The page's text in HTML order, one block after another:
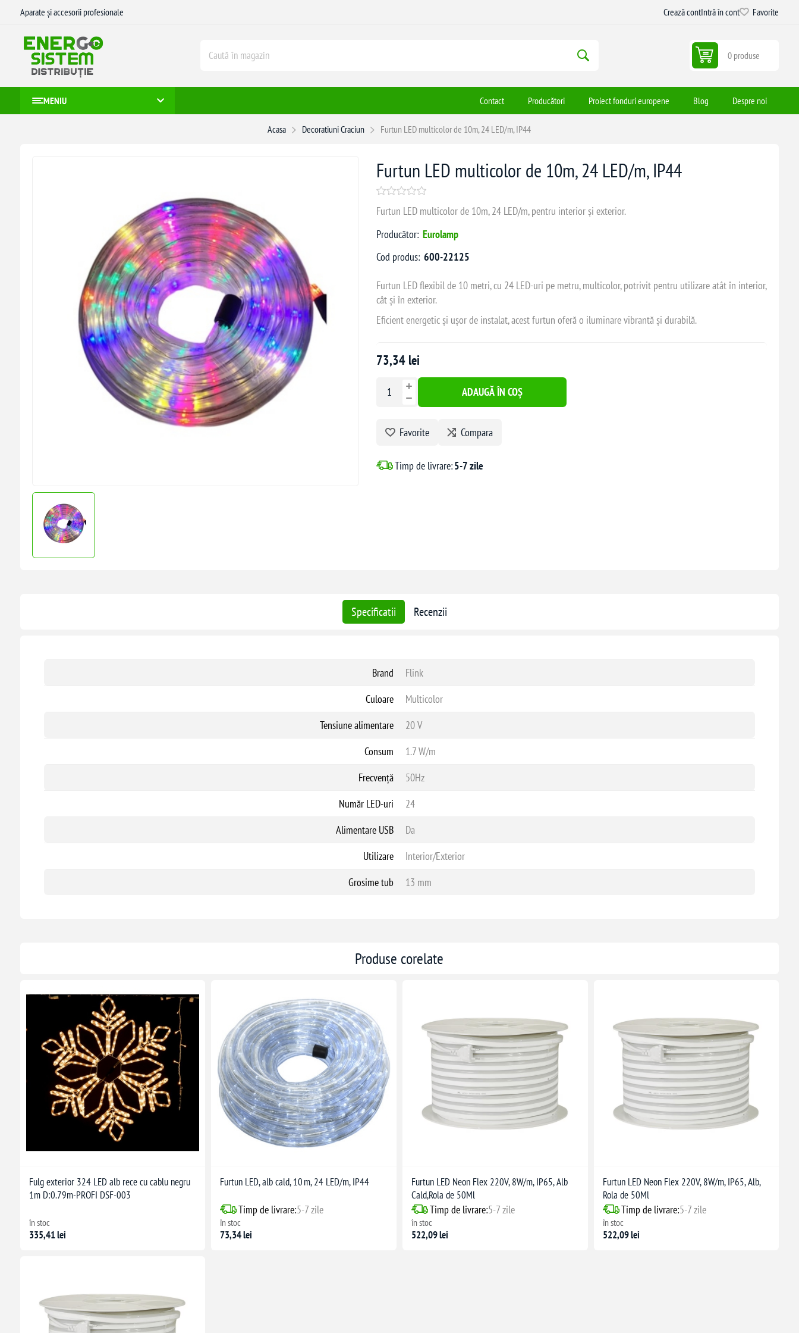
Aparate și accesorii profesionale Crează contIntră în cont Favorite
0 produse
MENIU Contact Producători Proiect fonduri europene Blog Despre noi
Acasa Decoratiuni Craciun Furtun LED multicolor de 10m, 24 LED/m, IP44
Furtun LED multicolor de 10m, 24 LED/m, IP44
Furtun LED multicolor de 10m, 24 LED/m, pentru interior și exterior.
Producător: Eurolamp
Cod produs: 600-22125
Furtun LED flexibil de 10 metri, cu 24 LED-uri pe metru, multicolor, potrivit pentru utilizare atât în interior,
cât și în exterior.
Eficient energetic și ușor de instalat, acest furtun oferă o iluminare vibrantă și durabilă.
73,34 lei
ADAUGĂ ÎN COȘ
Favorite Compara
Timp de livrare:5-7 zile
Specificatii Recenzii
Brand
Flink
Culoare
Multicolor
Tensiune alimentare
20 V
Consum
1.7 W/m
Frecvență
50Hz
Număr LED-uri
24
Alimentare USB
Da
Utilizare
Interior/Exterior
Grosime tub
13 mm
Produse corelate
Fulg exterior 324 LED alb rece cu cablu negru
1m D:0.79m-PROFI DSF-003
în stoc
335,41 lei
Furtun LED, alb cald, 10 m, 24 LED/m, IP44
Timp de livrare:5-7 zile
în stoc
73,34 lei
Furtun LED Neon Flex 220V, 8W/m, IP65, Alb
Cald,Rola de 50Ml
Timp de livrare:5-7 zile
în stoc
522,09 lei
Furtun LED Neon Flex 220V, 8W/m, IP65, Alb,
Rola de 50Ml
Timp de livrare:5-7 zile
în stoc
522,09 lei